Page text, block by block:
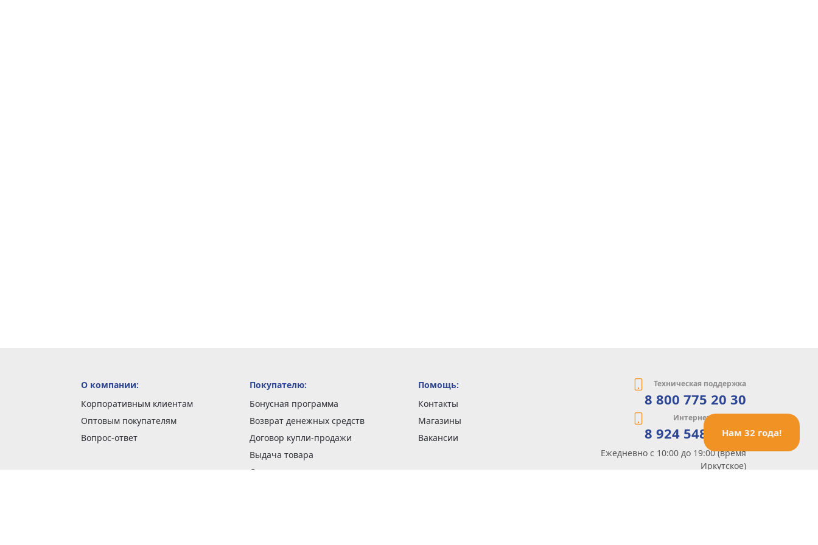
Нам 32 года!
О компании:
Корпоративным клиентам
Оптовым покупателям
Вопрос-ответ
Покупателю:
Бонусная программа
Возврат денежных средств
Договор купли-продажи
Выдача товара
Доставка заказов
Помощь:
Контакты
Магазины
Вакансии
Техническая поддержка
8 800 775 20 30
Интернет-магазин
8 924 548 85 07
Ежедневно с 10:00 до 19:00 (время
Иркутское)